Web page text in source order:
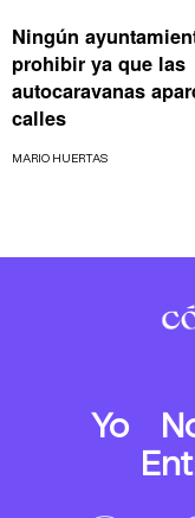
Ningún
prohibir ya que las
autocaravanas
calles
MARIO HUERTAS
Yo